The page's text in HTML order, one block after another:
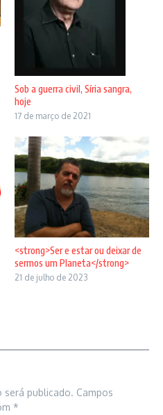
Sob a guerra civil, Síria sangra,
hoje
17 de março de 2021
<strong>Ser e estar ou deixar de
sermos um Planeta</strong>
21 de julho de 2023
será publicado. Campos
*